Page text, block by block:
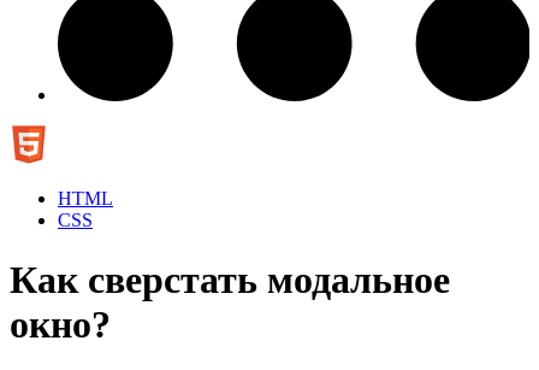
HTML
CSS
Как сверстать модальное
окно?